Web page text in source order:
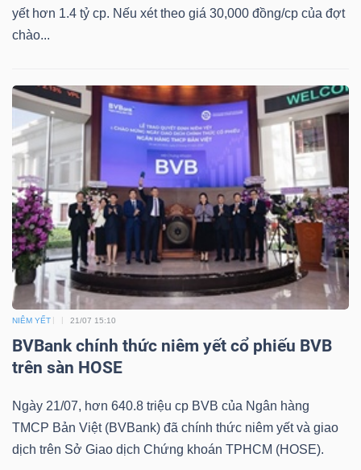
yết hơn 1.4 tỷ cp. Nếu xét theo giá 30,000 đồng/cp của đợt
chào...
NIÊM YẾT 21/07 15:10
BVBank chính thức niêm yết cổ phiếu BVB
trên sàn HOSE
Ngày 21/07, hơn 640.8 triệu cp BVB của Ngân hàng
TMCP Bản Việt (BVBank) đã chính thức niêm yết và giao
dịch trên Sở Giao dịch Chứng khoán TPHCM (HOSE).
Tin
tức
Bài
viết
của
tác
giả
(-)
Báo
cáo
phân
tích
(-)
Thuật
(-)